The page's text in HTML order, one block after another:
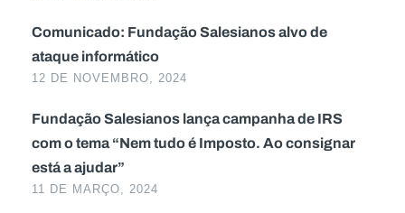
Comunicado: Fundação Salesianos alvo de
ataque informático
12 DE NOVEMBRO, 2024
Fundação Salesianos lança campanha de IRS
com o tema “Nem tudo é Imposto. Ao consignar
está a ajudar”
11 DE MARÇO, 2024